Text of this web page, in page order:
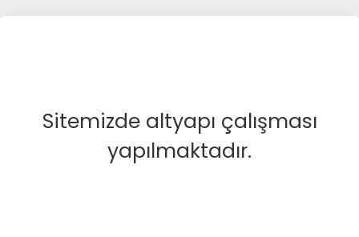
Sitemizde altyapı çalışması
yapılmaktadır.